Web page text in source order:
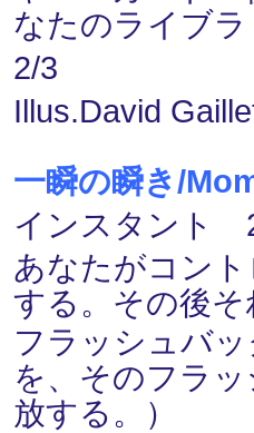
なたのライブ
2/3
Illus.David
一瞬の瞬き/
インスタント
あなたがコン
する。その後
フラッシュバ
を、そのフラ
放する。）